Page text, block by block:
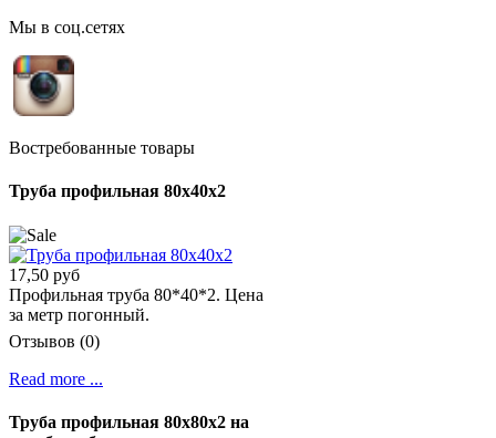
Мы в соц.сетях
Востребованные товары
Труба профильная 80х40х2
17,50 руб
Профильная труба 80*40*2. Цена
за метр погонный.
Отзывов (0)
Read more ...
Труба профильная 80х80х2 на